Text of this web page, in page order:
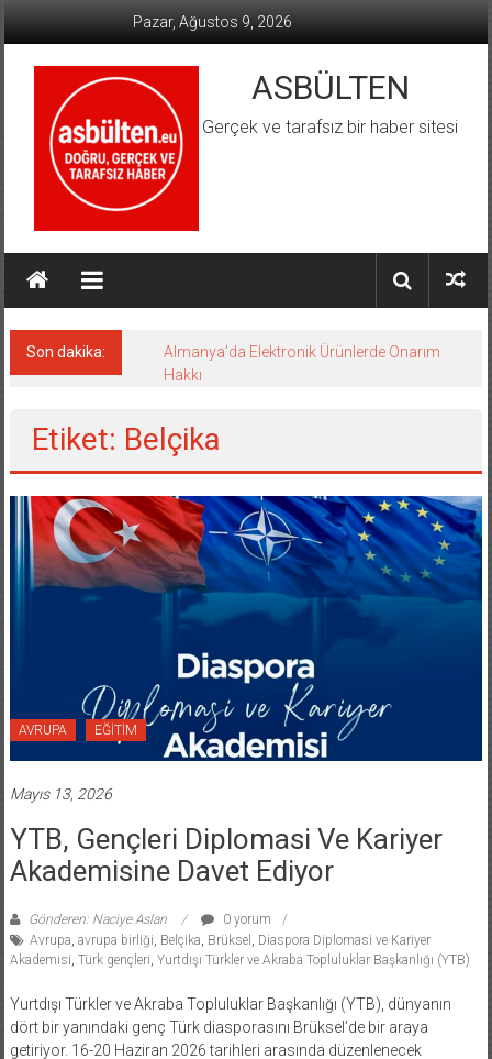
Pazar, Ağustos 9, 2026
ASBÜLTEN
Gerçek ve tarafsız bir haber sitesi
Son dakika:
Almanya’da Elektronik Ürünlerde Onarım
Hakkı
Etiket: Belçika
AVRUPA EĞİTİM
Mayıs 13, 2026
YTB, Gençleri Diplomasi Ve Kariyer
Akademisine Davet Ediyor
Gönderen: Naciye Aslan
0 yorum
Avrupa avrupa birliği Belçika Brüksel
Diaspora Diplomasi ve Kariyer
Akademisi Türk gençleri Yurtdışı Türkler ve Akraba Topluluklar Başkanlığı (YTB)
Yurtdışı Türkler ve Akraba Topluluklar Başkanlığı (YTB), dünyanın
dört bir yanındaki genç Türk diasporasını Brüksel’de bir araya
getiriyor. 16-20 Haziran 2026 tarihleri arasında düzenlenecek